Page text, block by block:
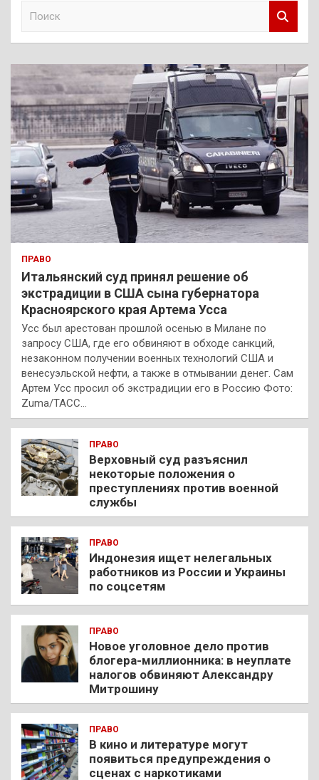
к
ПРАВО
Итальянский суд принял решение об
экстрадиции в США сына губернатора
Красноярского края Артема Усса
Усс был арестован прошлой осенью в Милане по
запросу США, где его обвиняют в обходе санкций,
незаконном получении военных технологий США и
венесуэльской нефти, а также в отмывании денег. Сам
Артем Усс просил об экстрадиции его в Россию Фото:
Zuma/ТАСС…
ПРАВО
Верховный суд разъяснил
некоторые положения о
преступлениях против военной
службы
ПРАВО
Индонезия ищет нелегальных
работников из России и Украины
по соцсетям
ПРАВО
Новое уголовное дело против
блогера-миллионника: в неуплате
налогов обвиняют Александру
Митрошину
ПРАВО
В кино и литературе могут
появиться предупреждения о
сценах с наркотиками